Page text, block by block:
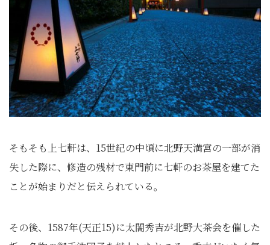
そもそも上七軒は、15世紀の中頃に北野天満宮の一部が消
失した際に、修造の残材で東門前に七軒のお茶屋を建てた
ことが始まりだと伝えられている。
その後、1587年(天正15)に太閤秀吉が北野大茶会を催した